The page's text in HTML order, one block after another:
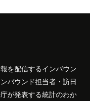
を配信するインバウン
バウンド担当者・訪日
が発表する統計のわか